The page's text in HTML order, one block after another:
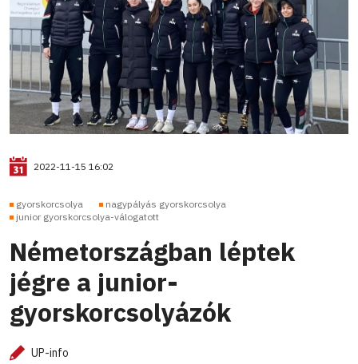
2022-11-15 16:02
gyorskorcsolya
nagypályás gyorskorcsolya
junior gyorskorcsolya-válogatott
Németországban léptek
jégre a junior-
gyorskorcsolyázók
UP-info